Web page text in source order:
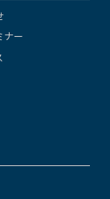
ナー